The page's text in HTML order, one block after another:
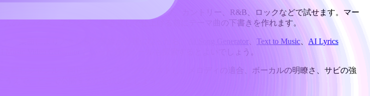
ります。ソングライターなら、サビをポップ、カントリー、R&B、ロックなどで試せます。マー
のミックス、アレンジ、書き直しで仕上げる前にテーマ曲の下書きを作れます。
AI Song Generator Text to Music
AI Lyrics
といった連携ツールも探索するとよいでしょう。
同じジャンル、同じ感情のブリーフでテストし、メロディの適合、ボーカルの明瞭さ、サビの強
えで、どこで公開するかを決めましょう。